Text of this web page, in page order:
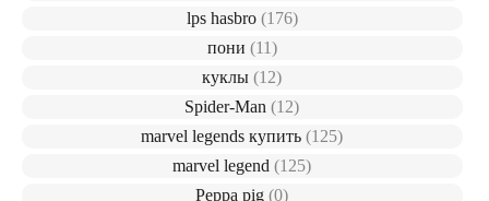
lps hasbro (176)
пони (11)
куклы(12)
Spider-Man(12)
marvel legends купить(125)
marvel legend(125)
Peppa pig(0)